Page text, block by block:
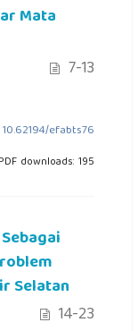
Mata
7-13
10.62194/efabts76
PDF downloads: 195
Selatan
14-23